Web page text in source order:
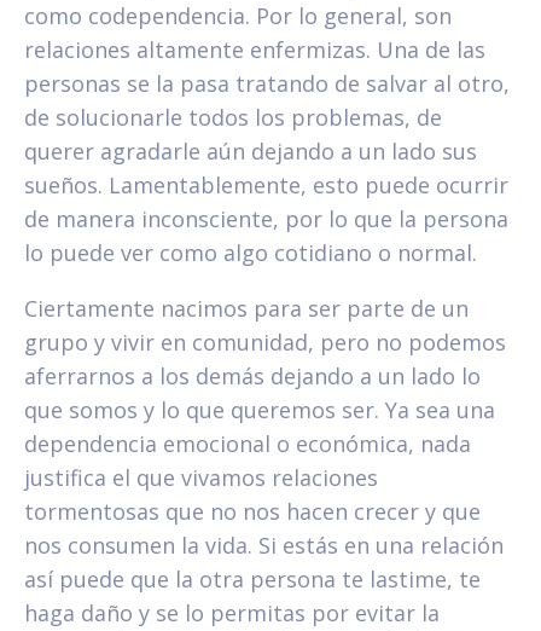
como codependencia. Por lo general, son
relaciones altamente enfermizas. Una de las
personas se la pasa tratando de salvar al otro,
de solucionarle todos los problemas, de
querer agradarle aún dejando a un lado sus
sueños. Lamentablemente, esto puede ocurrir
de manera inconsciente, por lo que la persona
lo puede ver como algo cotidiano o normal.
Ciertamente nacimos para ser parte de un
grupo y vivir en comunidad, pero no podemos
aferrarnos a los demás dejando a un lado lo
que somos y lo que queremos ser. Ya sea una
dependencia emocional o económica, nada
justifica el que vivamos relaciones
tormentosas que no nos hacen crecer y que
nos consumen la vida. Si estás en una relación
así puede que la otra persona te lastime, te
haga daño y se lo permitas por evitar la